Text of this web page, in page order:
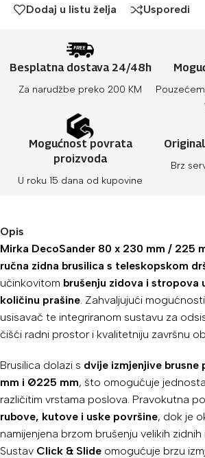
Dodaj u listu želja Usporedi
Besplatna dostava 24/48h
Za narudžbe preko 200 KM
Mogućnost povrata
proizvoda
U roku 15 dana od kupovine
Brz
Opis
Mirka DecoSander 80 x 230 mm / 225
ručna zidna brusilica s teleskopskom
učinkovitom brušenju zidova i stropova
količinu prašine. Zahvaljujući
usisavač te integriranom sustavu za
čišći radni prostor i kvalitetniju završnu
Brusilica dolazi s dvije izmjenjive
mm i Ø225 mm, što omogućuje
različitim vrstama poslova. Pravokutna
rubove, kutove i uske površine, dok je
namijenjena brzom brušenju velikih
Sustav Click & Slide omogućuje brzu